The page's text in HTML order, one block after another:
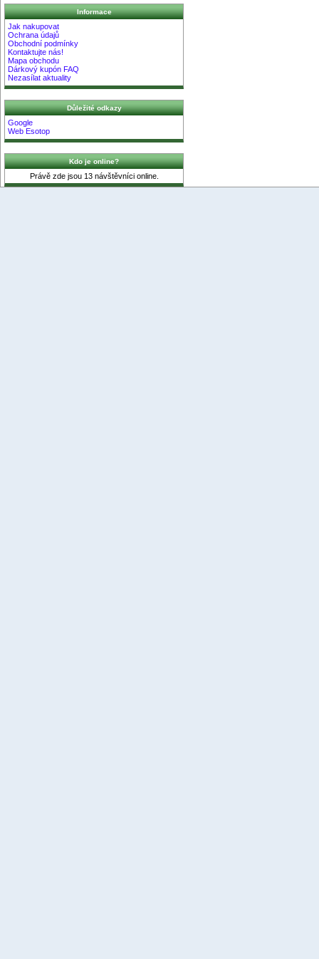
Informace
Jak nakupovat
Ochrana údajů
Obchodní podmínky
Kontaktujte nás!
Mapa obchodu
Dárkový kupón FAQ
Nezasílat aktuality
Důležité odkazy
Google
Web Esotop
Kdo je online?
Právě zde jsou 13 návštěvníci online.